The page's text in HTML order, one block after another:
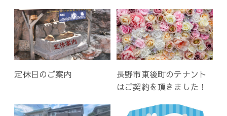
定休日のご案内
長野市東後町のテナント
はご契約を頂きました！